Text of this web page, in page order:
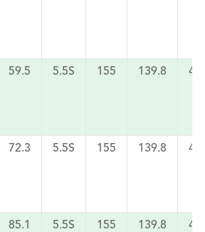
59.5 5.5S 155 139.8
72.3 5.5S 155 139.8
85.1 5.5S 155 139.8